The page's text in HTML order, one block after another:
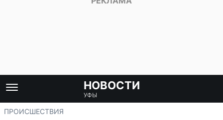
НОВОСТИ
УФЫ
ПРОИСШЕСТВИЯ